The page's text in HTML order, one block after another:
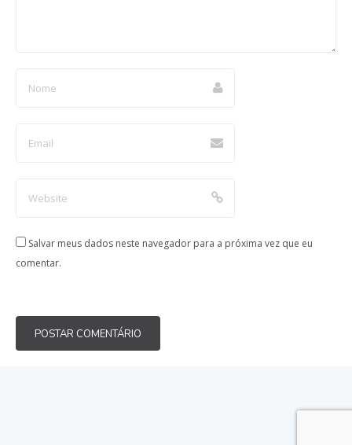
Salvar meus dados neste navegador para a próxima vez que eu
comentar.